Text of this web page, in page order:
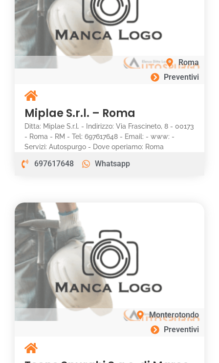
Roma
Preventivi
Miplae S.r.l. – Roma
Ditta: Miplae S.r.l. - Indirizzo: Via Frascineto, 8 - 00173
- Roma - RM - Tel: 697617648 - Email: - www: -
Servizi: Autospurgo - Dove operiamo: Roma
697617648 Whatsapp
Monterotondo
Preventivi